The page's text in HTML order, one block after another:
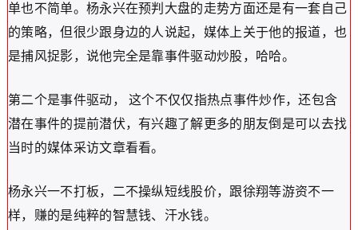
单也不简单。杨永兴在预判大盘的走势方面还是有一套自己
的策略，但很少跟身边的人说起，媒体上关于他的报道，也
是捕风捉影，说他完全是靠事件驱动炒股，哈哈。
第二个是事件驱动， 这个不仅仅指热点事件炒作，还包含
潜在事件的提前潜伏，有兴趣了解更多的朋友倒是可以去找
当时的媒体采访文章看看。
杨永兴一不打板，二不操纵短线股价，跟徐翔等游资不一
样，赚的是纯粹的智慧钱、汗水钱。